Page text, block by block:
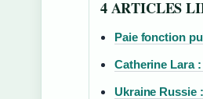
4 ARTICLES
Paie fonction
Catherine Lara
Ukraine Russie